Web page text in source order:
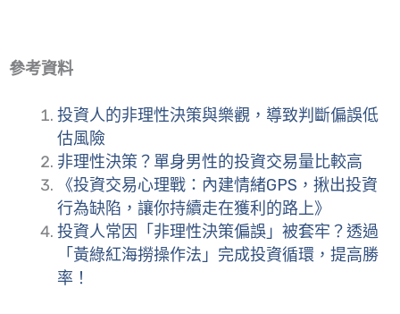
參考資料
投資人的非理性決策與樂觀，導致判斷偏誤低
估風險
非理性決策？單身男性的投資交易量比較高
《投資交易心理戰：內建情緒GPS，揪出投資
行為缺陷，讓你持續走在獲利的路上》
投資人常因「非理性決策偏誤」被套牢？透過
「黃綠紅海撈操作法」完成投資循環，提高勝
率！